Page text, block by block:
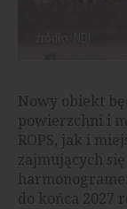
Nowy obiekt
powierzchni i
ROPS, jak i
zajmujących
do końca 2027